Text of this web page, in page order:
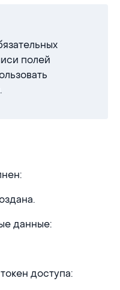
полей
данные:
доступа: